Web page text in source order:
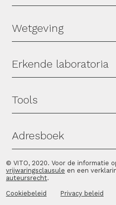
Wetgeving
Erkende laboratoria
Tools
Adresboek
© VITO, 2020. Voor de informatie
vrijwaringsclausule en een
auteursrecht.
Cookiebeleid Privacy beleid